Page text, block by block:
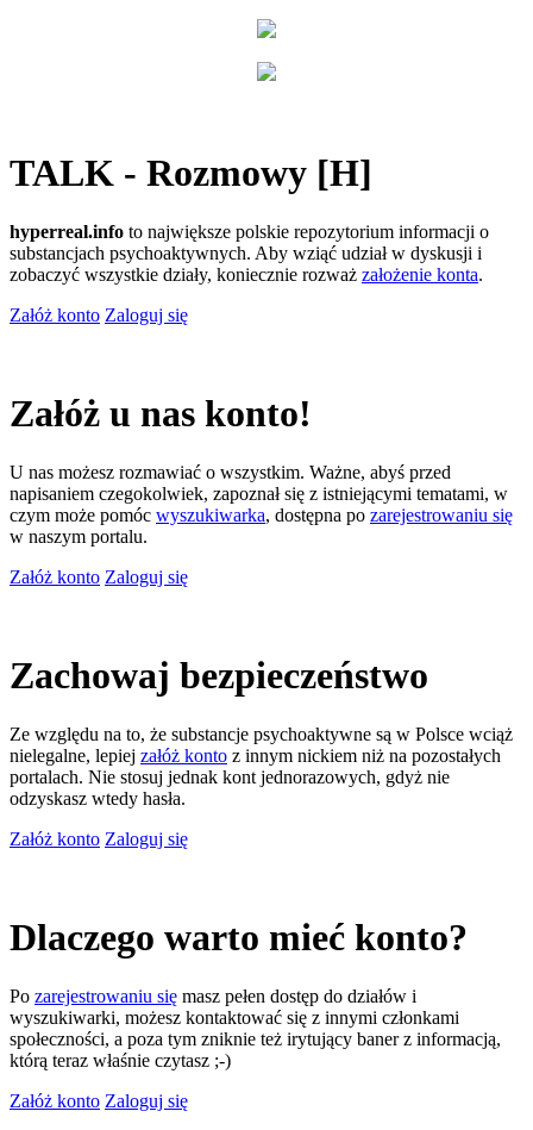
TALK - Rozmowy [H]
hyperreal.info to największe polskie repozytorium informacji o
substancjach psychoaktywnych. Aby wziąć udział w dyskusji i
zobaczyć wszystkie działy, koniecznie rozważ założenie konta.
Załóż konto Zaloguj się
Załóż u nas konto!
U nas możesz rozmawiać o wszystkim. Ważne, abyś przed
napisaniem czegokolwiek, zapoznał się z istniejącymi tematami, w
czym może pomóc wyszukiwarka, dostępna po zarejestrowaniu się
w naszym portalu.
Załóż konto Zaloguj się
Zachowaj bezpieczeństwo
Ze względu na to, że substancje psychoaktywne są w Polsce wciąż
nielegalne, lepiej załóż konto z innym nickiem niż na pozostałych
portalach. Nie stosuj jednak kont jednorazowych, gdyż nie
odzyskasz wtedy hasła.
Załóż konto Zaloguj się
Dlaczego warto mieć konto?
Po zarejestrowaniu się masz pełen dostęp do działów i
wyszukiwarki, możesz kontaktować się z innymi członkami
społeczności, a poza tym zniknie też irytujący baner z informacją,
którą teraz właśnie czytasz ;-)
Załóż konto Zaloguj się